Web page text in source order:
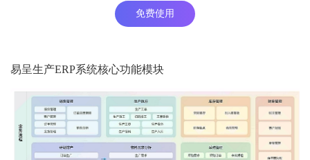
免费使用
易呈生产ERP系统核心功能模块